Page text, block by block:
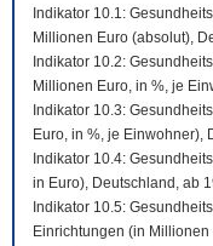
Indikator 10.1:
Millionen Euro (absolut),
Indikator 10.2:
Millionen Euro, in %, je
Indikator 10.3:
Euro, in %, je Einwohner),
Indikator 10.4:
in Euro), Deutschland, ab
Indikator 10.5:
Einrichtungen (in